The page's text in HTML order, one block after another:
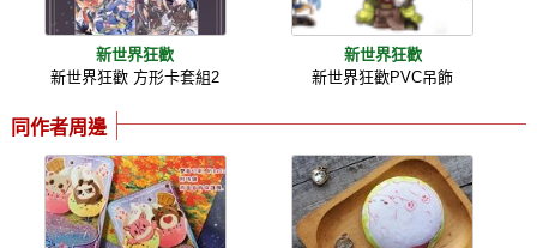
新世界狂歡
新世界狂歡 方形卡套組2
新世界狂歡
新世界狂歡PVC吊飾
同作者周邊